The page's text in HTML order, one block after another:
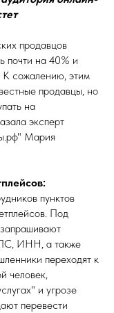
продавцов
почти на 40% и
К сожалению, этим
продавцы, но
на
эксперт
Мария
пунктов
Под
ИНН, а также
переходят к
человек,
и угрозе
перевести